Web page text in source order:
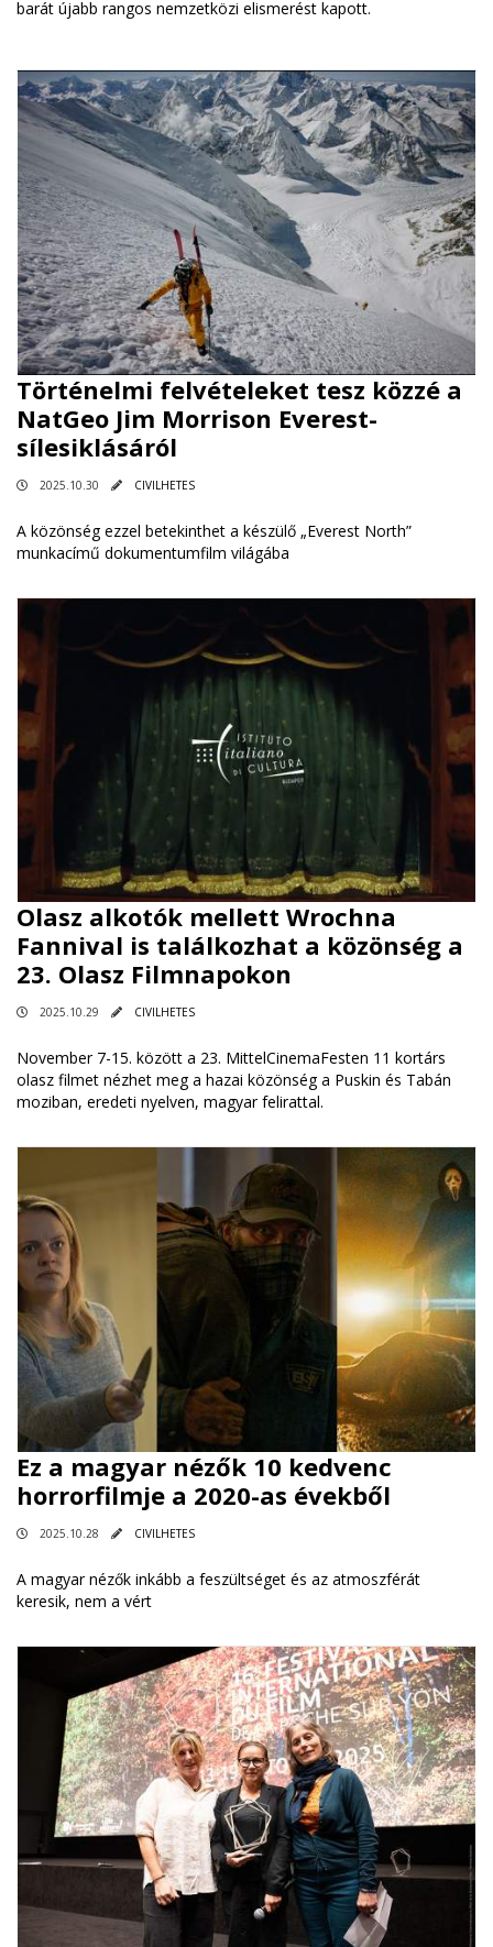
barát újabb rangos nemzetközi elismerést kapott.
Történelmi felvételeket tesz közzé a
NatGeo Jim Morrison Everest-
sílesiklásáról
2025.10.30 CIVILHETES
A közönség ezzel betekinthet a készülő „Everest North”
munkacímű dokumentumfilm világába
Olasz alkotók mellett Wrochna
Fannival is találkozhat a közönség a
23. Olasz Filmnapokon
2025.10.29 CIVILHETES
November 7-15. között a 23. MittelCinemaFesten 11 kortárs
olasz filmet nézhet meg a hazai közönség a Puskin és Tabán
moziban, eredeti nyelven, magyar felirattal.
Ez a magyar nézők 10 kedvenc
horrorfilmje a 2020-as évekből
2025.10.28 CIVILHETES
A magyar nézők inkább a feszültséget és az atmoszférát
keresik, nem a vért